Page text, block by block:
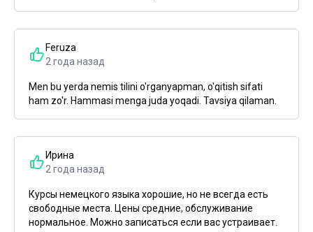
Feruza
2 года назад
Men bu yerda nemis tilini o'rganyapman, o'qitish sifati
ham zo'r. Hammasi menga juda yoqadi. Tavsiya qilaman.
Ирина
2 года назад
Курсы немецкого языка хорошие, но не всегда есть
свободные места. Цены средние, обслуживание
нормальное. Можно записаться если вас устраивает.